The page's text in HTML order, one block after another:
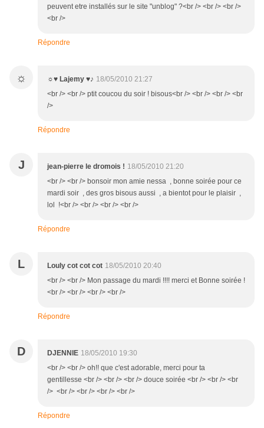
peuvent etre installés sur le site "unblog" ?<br /> <br /> <br />
<br />
Répondre
☼ ☼♥ Lajemy ♥♪ 18/05/2010 21:27
<br /> <br /> ptit coucou du soir ! bisous<br /> <br /> <br /> <br
/>
Répondre
J jean-pierre le dromois ! 18/05/2010 21:20
<br /> <br /> bonsoir mon amie nessa , bonne soirée pour ce
mardi soir , des gros bisous aussi , a bientot pour le plaisir ,
lol !<br /> <br /> <br /> <br />
Répondre
L Louly cot cot cot 18/05/2010 20:40
<br /> <br /> Mon passage du mardi !!!! merci et Bonne soirée !
<br /> <br /> <br /> <br />
Répondre
D DJENNIE 18/05/2010 19:30
<br /> <br /> oh!! que c'est adorable, merci pour ta
gentillesse <br /> <br /> <br /> douce soirée <br /> <br /> <br
/> <br /> <br /> <br /> <br />
Répondre